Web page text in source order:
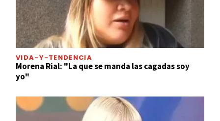
VIDA-Y-TENDENCIA
Morena Rial: "La que se manda las cagadas soy
yo"